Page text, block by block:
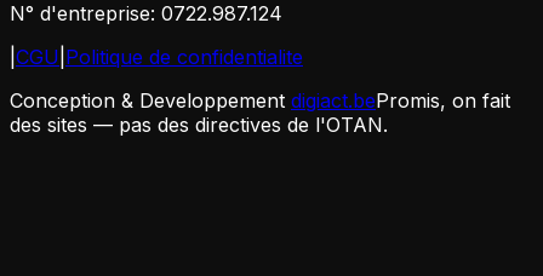
N° d'entreprise: 0722.987.124
CGU Politique de confidentialite
Conception & Developpement digiact.bePromis, on fait
des sites — pas des directives de l'OTAN.